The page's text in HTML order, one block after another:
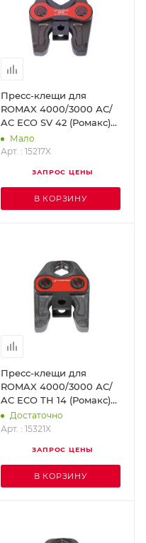
Пресс-клещи для
ROMAX 4000/3000 АС/
AC ECO SV 42 (Ромакс)
ROTHENBERGER 15217X
Мало
Арт. : 15217X
ЗАПРОС ЦЕНЫ
В КОРЗИНУ
Пресс-клещи для
ROMAX 4000/3000 АС/
AC ECO TH 14 (Ромакс)
ROTHENBERGER 15321X
Достаточно
Арт. : 15321X
ЗАПРОС ЦЕНЫ
В КОРЗИНУ